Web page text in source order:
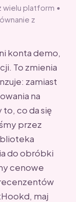
wielu platform •
z
konta demo,
To zmienia
zamiast
na
to, co da się
przez
do obróbki
cenowe
maj